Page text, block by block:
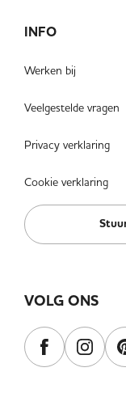
INFO
Werken bij
Veelgestelde vragen
Privacy verklaring
Cookie verklaring
VOLG ONS